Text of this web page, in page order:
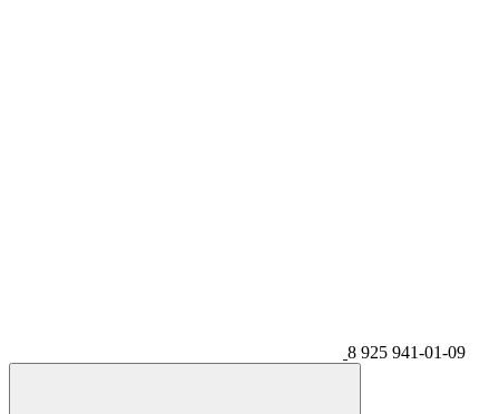
8 925 941-01-09